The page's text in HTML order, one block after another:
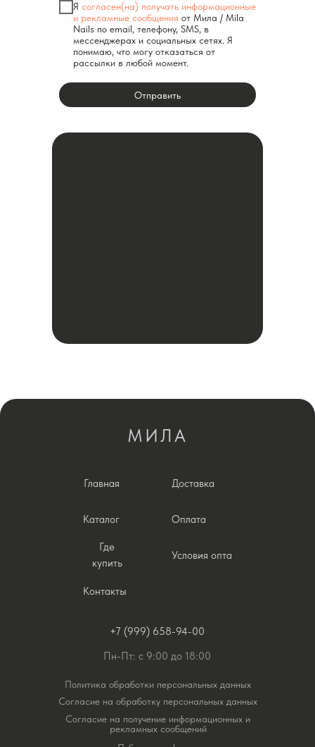
Я согласен(на) получать информационные
и рекламные сообщения от Мила / Mila
Nails по email, телефону, SMS, в
мессенджерах и социальных сетях. Я
понимаю, что могу отказаться от
рассылки в любой момент.
Отправить
МИЛА
+7 (999) 658-94-00
Пн-Пт: с 9:00 до 18:00
Каталог
Где
купить
Оплата
Доставка
Условия опта
Контакты
Главная
Политика обработки персональных данных
Согласие на обработку персональных данных
Согласие на получение информационных и
рекламных сообщений